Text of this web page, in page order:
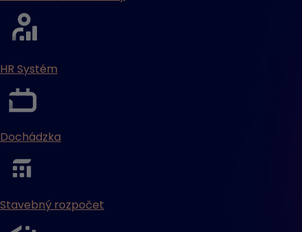
HR Systém
Dochádzka
Stavebný rozpočet